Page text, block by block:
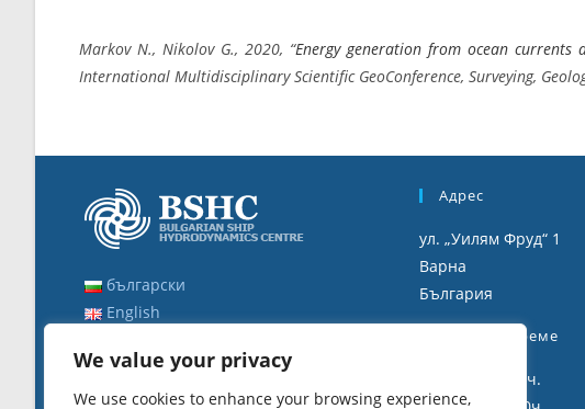
We value your privacy
We use cookies to enhance your browsing experience,
Markov N., Nikolov G., 2020, “Energy generation from ocean currents
International Multidisciplinary Scientific GeoConference, Surveying,
български
English
Адрес
ул. „Уилям Фруд“ 1
Варна
България
Работно Време
8:00 ч. - 12:00 ч.